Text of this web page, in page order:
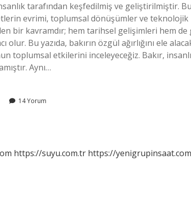
tarafından keşfedilmiş ve geliştirilmiştir.
evrimi, toplumsal dönüşümler ve teknolojik
bir kavramdır; hem tarihsel gelişimleri hem de
olur. Bu yazıda, bakırın özgül ağırlığını ele
toplumsal etkilerini inceleyeceğiz. Bakır,
Aynı…
14 Yorum
https://suyu.com.tr https://